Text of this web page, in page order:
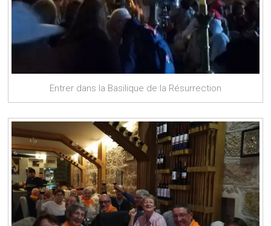
Entrer dans la Basilique de la Résurrection